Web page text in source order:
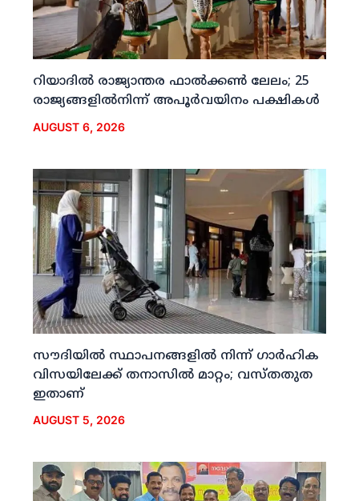
റിയാദില്‍ രാജ്യാന്തര ഫാല്‍ക്കണ്‍ ലേലം; 25
രാജ്യങ്ങളില്‍നിന്ന് അപൂര്‍വയിനം പക്ഷികള്‍
AUGUST 6, 2026
സൗദിയില്‍ സ്ഥാപനങ്ങളില്‍ നിന്ന് ഗാര്‍ഹിക
വിസയിലേക്ക് തനാസില്‍ മാറ്റം; വസ്തതുത
ഇതാണ്
AUGUST 5, 2026